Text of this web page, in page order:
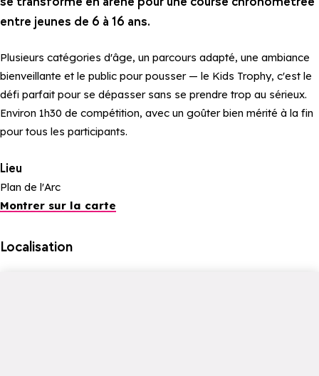
entre jeunes de 6 à 16 ans.
Plusieurs catégories d'âge, un parcours adapté, une ambiance
bienveillante et le public pour pousser — le Kids Trophy, c'est le
défi parfait pour se dépasser sans se prendre trop au sérieux.
Environ 1h30 de compétition, avec un goûter bien mérité à la fin
pour tous les participants.
Lieu
Plan de l'Arc
Montrer sur la carte
Localisation